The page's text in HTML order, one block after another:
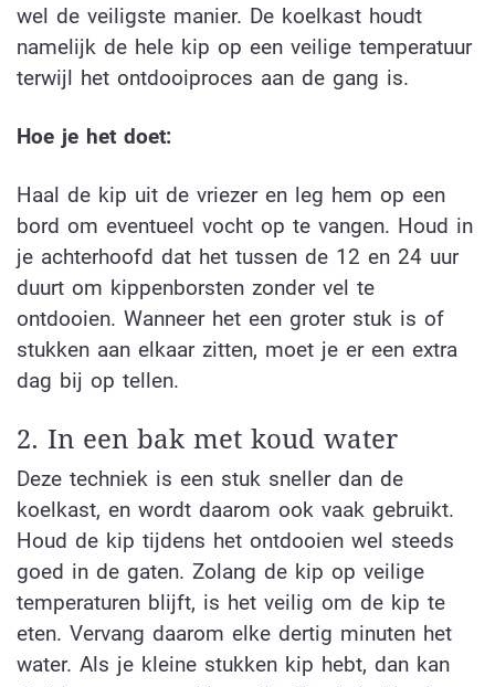
wel de veiligste manier. De koelkast houdt
namelijk de hele kip op een veilige temperatuur
terwijl het ontdooiproces aan de gang is.
Hoe je het doet:
Haal de kip uit de vriezer en leg hem op een
bord om eventueel vocht op te vangen. Houd in
je achterhoofd dat het tussen de 12 en 24 uur
duurt om kippenborsten zonder vel te
ontdooien. Wanneer het een groter stuk is of
stukken aan elkaar zitten, moet je er een extra
dag bij op tellen.
2. In een bak met koud water
Deze techniek is een stuk sneller dan de
koelkast, en wordt daarom ook vaak gebruikt.
Houd de kip tijdens het ontdooien wel steeds
goed in de gaten. Zolang de kip op veilige
temperaturen blijft, is het veilig om de kip te
eten. Vervang daarom elke dertig minuten het
water. Als je kleine stukken kip hebt, dan kan